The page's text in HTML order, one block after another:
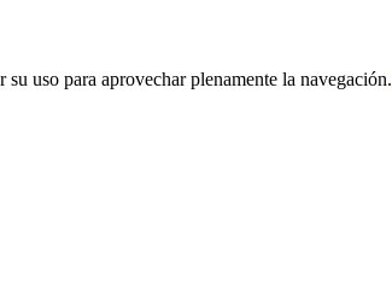
uso para aprovechar plenamente la navegación.